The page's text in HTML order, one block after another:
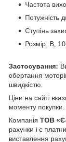
Частота
Потужність
Ступінь
Розмір: B,
Застосування:
обертання
швидкістю.
Ціни на сайті
моменту покупки.
Компанія ТОВ
рахунки і є
виставлення